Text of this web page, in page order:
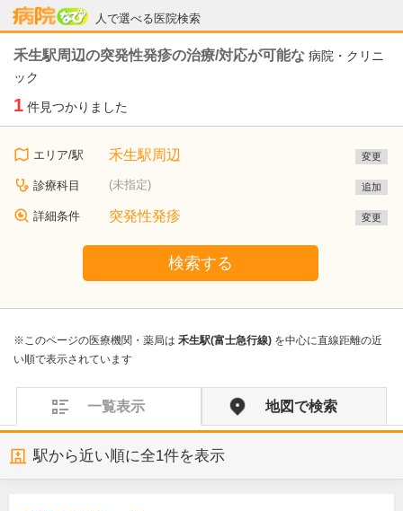
人で選べる医院検索
病院なび
禾生駅周辺の突発性発疹の治療/対応が可能な 病院・クリニ
ック
1 件見つかりました
エリア/駅 禾生駅周辺 変更
診療科目 (未指定) 追加
詳細条件 突発性発疹 変更
検索する
※このページの医療機関・薬局は 禾生駅(富士急行線) を中心に直線距離の近
い順で表示されています
一覧表示 地図で検索
駅から近い順に全1件を表示